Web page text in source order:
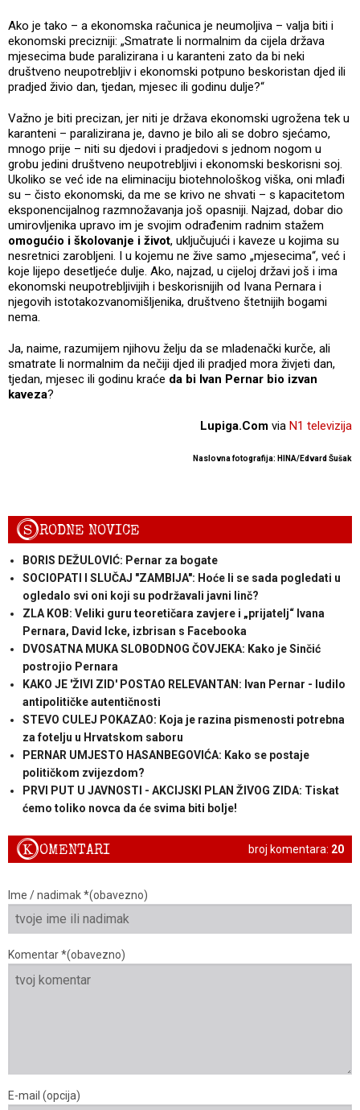
Ako je tako – a ekonomska računica je neumoljiva – valja biti i
ekonomski precizniji: „Smatrate li normalnim da cijela država
mjesecima bude paralizirana i u karanteni zato da bi neki
društveno neupotrebljiv i ekonomski potpuno beskoristan djed ili
pradjed živio dan, tjedan, mjesec ili godinu dulje?“
Važno je biti precizan, jer niti je država ekonomski ugrožena tek u
karanteni – paralizirana je, davno je bilo ali se dobro sjećamo,
mnogo prije – niti su djedovi i pradjedovi s jednom nogom u
grobu jedini društveno neupotrebljivi i ekonomski beskorisni soj.
Ukoliko se već ide na eliminaciju biotehnološkog viška, oni mlađi
su – čisto ekonomski, da me se krivo ne shvati – s kapacitetom
eksponencijalnog razmnožavanja još opasniji. Najzad, dobar dio
umirovljenika upravo im je svojim odrađenim radnim stažem
omogućio i školovanje i život, uključujući i kaveze u kojima su
nesretnici zarobljeni. I u kojemu ne žive samo „mjesecima“, već i
koje lijepo desetljeće dulje. Ako, najzad, u cijeloj državi još i ima
ekonomski neupotrebljivijih i beskorisnijih od Ivana Pernara i
njegovih istotakozvanomišljenika, društveno štetnijih bogami
nema.
Ja, naime, razumijem njihovu želju da se mladenački kurče, ali
smatrate li normalnim da nečiji djed ili pradjed mora živjeti dan,
tjedan, mjesec ili godinu kraće da bi Ivan Pernar bio izvan
kaveza?
Lupiga.Com via N1 televizija
Naslovna fotografija: HINA/Edvard Šušak
SRODNE NOVICE
BORIS DEŽULOVIĆ: Pernar za bogate
SOCIOPATI I SLUČAJ "ZAMBIJA": Hoće li se sada pogledati u
ogledalo svi oni koji su podržavali javni linč?
ZLA KOB: Veliki guru teoretičara zavjere i „prijatelj“ Ivana
Pernara, David Icke, izbrisan s Facebooka
DVOSATNA MUKA SLOBODNOG ČOVJEKA: Kako je Sinčić
postrojio Pernara
KAKO JE 'ŽIVI ZID' POSTAO RELEVANTAN: Ivan Pernar - ludilo
antipolitičke autentičnosti
STEVO CULEJ POKAZAO: Koja je razina pismenosti potrebna
za fotelju u Hrvatskom saboru
PERNAR UMJESTO HASANBEGOVIĆA: Kako se postaje
političkom zvijezdom?
PRVI PUT U JAVNOSTI - AKCIJSKI PLAN ŽIVOG ZIDA: Tiskat
ćemo toliko novca da će svima biti bolje!
broj komentara: 20
KOMENTARI
Ime / nadimak *(obavezno)
Komentar *(obavezno)
E-mail (opcija)